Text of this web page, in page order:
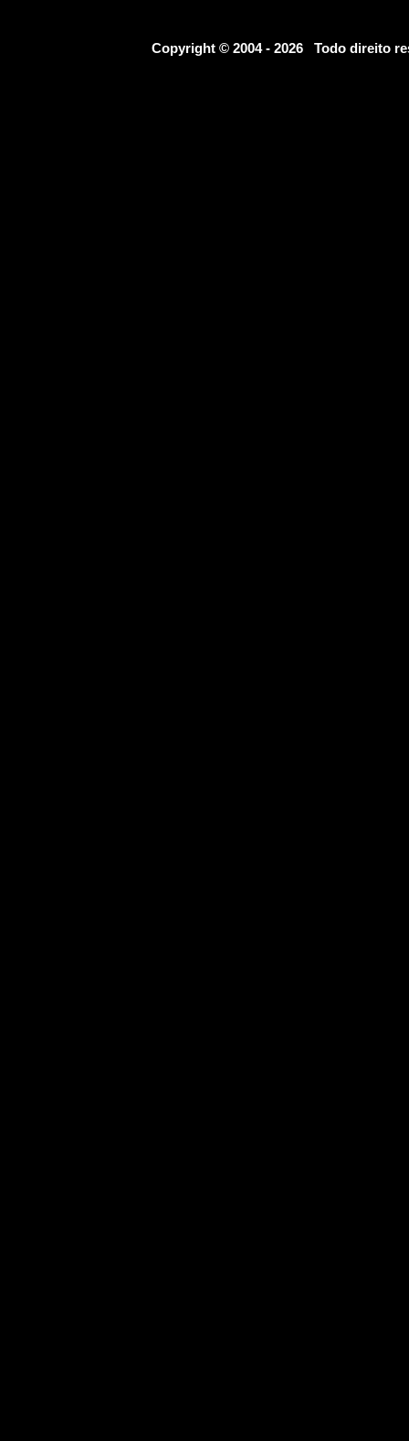
Copyright © 2004 - 2026 Todo direito